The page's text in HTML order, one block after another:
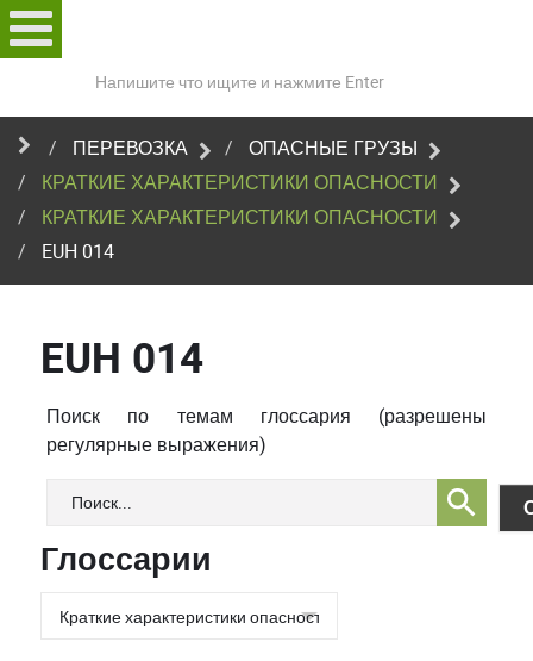
сайту
ПЕРЕВОЗКА
ОПАСНЫЕ ГРУЗЫ
КРАТКИЕ ХАРАКТЕРИСТИКИ ОПАСНОСТИ
КРАТКИЕ ХАРАКТЕРИСТИКИ ОПАСНОСТИ
EUH 014
EUH 014
Поиск по темам глоссария (разрешены
регулярные выражения)
Глоссарии